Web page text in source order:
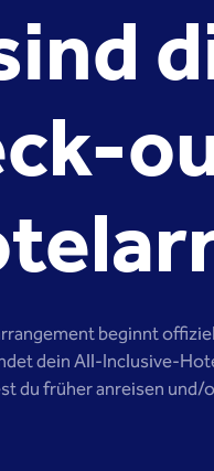
beginnt
dein All-Inclusive-
du früher anreisen